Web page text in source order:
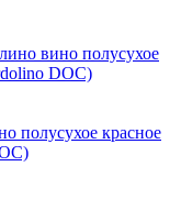
полусухое красное